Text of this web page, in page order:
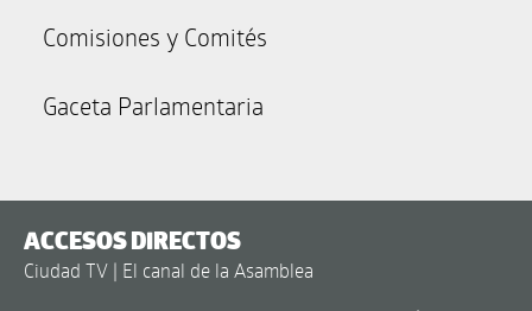
Comisiones y Comités
Gaceta Parlamentaria
ACCESOS DIRECTOS
Ciudad TV | El canal de la Asamblea